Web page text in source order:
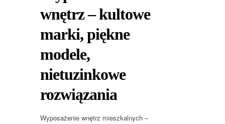
wnętrz – kultowe
marki, piękne
modele,
nietuzinkowe
rozwiązania
Wyposażenie wnętrz mieszkalnych –